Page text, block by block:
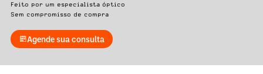
Feito por um especialista óptico
Sem compromisso de compra
Agende sua consulta